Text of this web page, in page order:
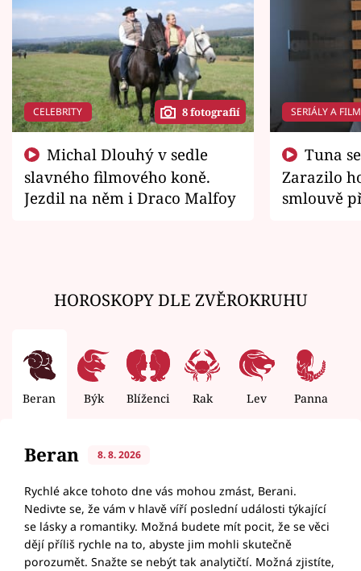
CELEBRITY 8 fotografií
slavného filmového koně.
Jezdil na něm i Draco Malfoy
SERIÁLY A
Zarazilo
smlouvě
HOROSKOPY DLE ZVĚROKRUHU
Beran Býk Blíženci Rak Lev Panna
Beran 8. 8. 2026
Rychlé akce tohoto dne vás mohou zmást, Berani.
Nedivte se, že vám v hlavě víří poslední události týkající
se lásky a romantiky. Možná budete mít pocit, že se věci
dějí příliš rychle na to, abyste jim mohli skutečně
porozumět. Snažte se nebýt tak analytičtí. Možná zjistíte,